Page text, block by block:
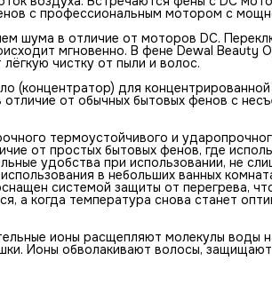
обволакивают
#Технические
Мотор AC;
Мощность: 2200 Вт;
2 скорости;
3 режима нагрева;
Шнур 2 м;
Петля для
Съёмный фильтр;
Одна насадка в
с профессиональным мотором с
шума в отличие от моторов DC.
мгновенно. В фене Dewal Beauty
чистку от пыли и волос.
(концентратор) для
отличие от обычных бытовых фенов с
термоустойчивого и
от простых бытовых фенов, где
удобства при использовании, не
в небольших ванных
системой защиты от перегрева,
а когда температура снова станет
ионы расщепляют молекулы воды
Ионы обволакивают волосы,